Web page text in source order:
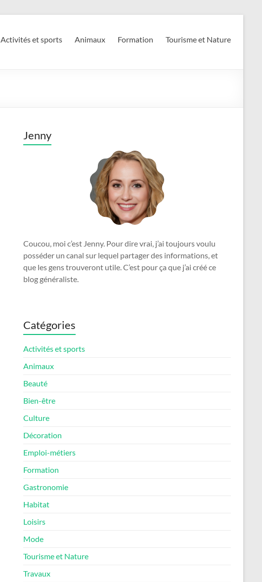
Activités et sports Animaux Formation Tourisme et Nature
Jenny
Coucou, moi c’est Jenny. Pour dire vrai, j’ai toujours voulu
posséder un canal sur lequel partager des informations, et
que les gens trouveront utile. C’est pour ça que j’ai créé ce
blog généraliste.
Catégories
Activités et sports
Animaux
Beauté
Bien-être
Culture
Décoration
Emploi-métiers
Formation
Gastronomie
Habitat
Loisirs
Mode
Tourisme et Nature
Travaux